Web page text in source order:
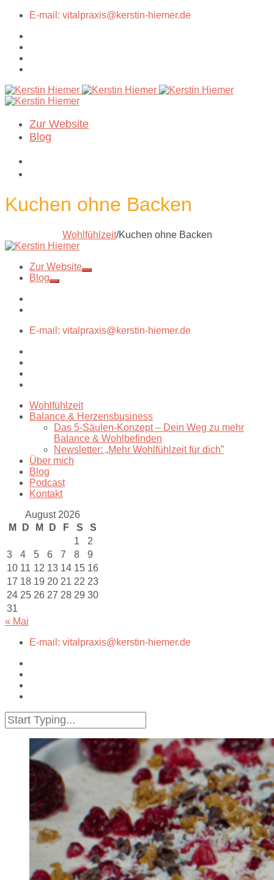
E-mail: vitalpraxis@kerstin-hiemer.de
Zur Website
Blog
Kuchen ohne Backen
Wohlfühlzeit/Kuchen ohne Backen
Zur Website
Blog
E-mail: vitalpraxis@kerstin-hiemer.de
Wohlfühlzeit
Balance & Herzensbusiness
Das 5-Säulen-Konzept – Dein Weg zu mehr
Balance & Wohlbefinden
Newsletter: „Mehr Wohlfühlzeit für dich”
Über mich
Blog
Podcast
Kontakt
August 2026
M
D M D F S
S
1
2
3
4 5 6 7 8
9
10 11 12 13 14 15 16
17 18 19 20 21 22 23
24 25 26 27 28 29 30
31
« Mai
E-mail: vitalpraxis@kerstin-hiemer.de